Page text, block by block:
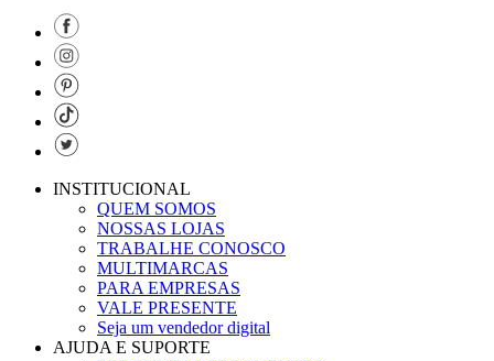
INSTITUCIONAL
QUEM SOMOS
NOSSAS LOJAS
TRABALHE CONOSCO
MULTIMARCAS
PARA EMPRESAS
VALE PRESENTE
Seja um vendedor digital
AJUDA E SUPORTE